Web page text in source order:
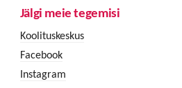
Jälgi meie tegemisi
Koolituskeskus
Facebook
Instagram